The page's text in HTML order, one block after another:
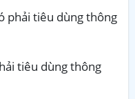
phải tiêu dùng thông
tiêu dùng thông